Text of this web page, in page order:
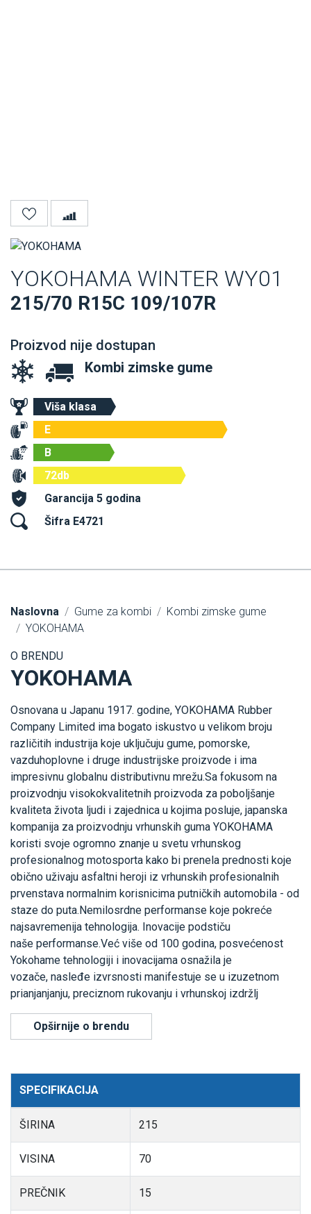
YOKOHAMA WINTER WY01
215/70 R15C 109/107R
Proizvod nije dostupan
Kombi zimske gume
Viša klasa
E
B
72db
Garancija 5 godina
Šifra E4721
Naslovna Gume za kombi
Kombi zimske gume
YOKOHAMA
O BRENDU
YOKOHAMA
Osnovana u Japanu 1917. godine, YOKOHAMA Rubber
Company Limited ima bogato iskustvo u velikom broju
različitih industrija koje uključuju gume, pomorske,
vazduhoplovne i druge industrijske proizvode i ima
impresivnu globalnu distributivnu mrežu.Sa fokusom na
proizvodnju visokokvalitetnih proizvoda za poboljšanje
kvaliteta života ljudi i zajednica u kojima posluje, japanska
kompanija za proizvodnju vrhunskih guma YOKOHAMA
koristi svoje ogromno znanje u svetu vrhunskog
profesionalnog motosporta kako bi prenela prednosti koje
obično uživaju asfaltni heroji iz vrhunskih profesionalnih
prvenstava normalnim korisnicima putničkih automobila - od
staze do puta.Nemilosrdne performanse koje pokreće
najsavremenija tehnologija. Inovacije podstiču
naše performanse.Već više od 100 godina, posvećenost
Yokohame tehnologiji i inovacijama osnažila je
vozače, nasleđe izvrsnosti manifestuje se u izuzetnom
prianjanjanju, preciznom rukovanju i vrhunskoj izdržlj
Opširnije o brendu
SPECIFIKACIJA
ŠIRINA 215
VISINA 70
PREČNIK 15